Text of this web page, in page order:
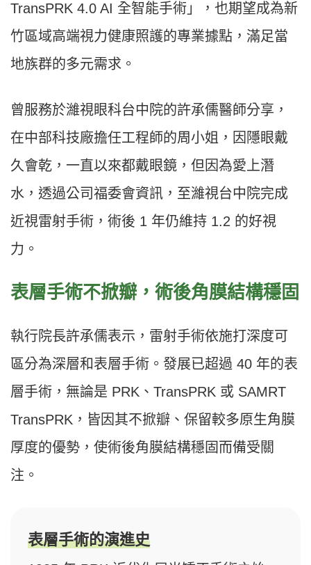
TransPRK 4.0 AI 全智能手術」，也期望成為新
竹區域高端視力健康照護的專業據點，滿足當
地族群的多元需求。
曾服務於濰視眼科台中院的許承儒醫師分享，
在中部科技廠擔任工程師的周小姐，因隱眼戴
久會乾，一直以來都戴眼鏡，但因為愛上潛
水，透過公司福委會資訊，至濰視台中院完成
近視雷射手術，術後 1 年仍維持 1.2 的好視
力。
表層手術不掀瓣，術後角膜結構穩固
執行院長許承儒表示，雷射手術依施打深度可
區分為深層和表層手術。發展已超過 40 年的表
層手術，無論是 PRK、TransPRK 或 SAMRT
TransPRK，皆因其不掀瓣、保留較多原生角膜
厚度的優勢，使術後角膜結構穩固而備受關
注。
表層手術的演進史